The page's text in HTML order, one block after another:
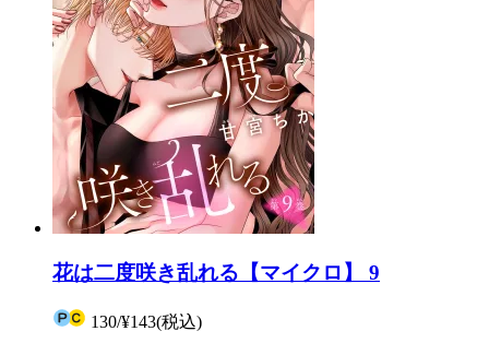
花は二度咲き乱れる【マイクロ】 9
130/¥143(税込)